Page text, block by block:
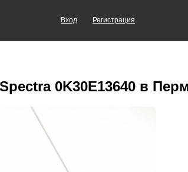
Вход Регистрация
0K30E13640 в